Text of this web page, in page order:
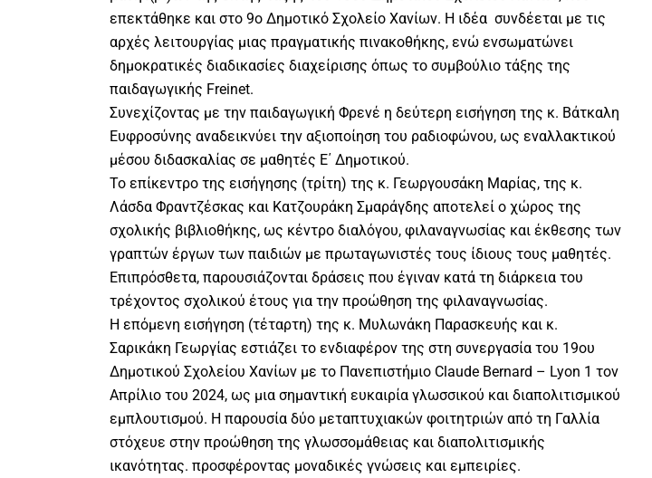
επεκτάθηκε και στο 9ο Δημοτικό Σχολείο Χανίων. Η ιδέα συνδέεται με τις
αρχές λειτουργίας μιας πραγματικής πινακοθήκης, ενώ ενσωματώνει
δημοκρατικές διαδικασίες διαχείρισης όπως το συμβούλιο τάξης της
παιδαγωγικής Freinet.
Συνεχίζοντας με την παιδαγωγική Φρενέ η δεύτερη εισήγηση της κ. Βάτκαλη
Ευφροσύνης αναδεικνύει την αξιοποίηση του ραδιοφώνου, ως εναλλακτικού
μέσου διδασκαλίας σε μαθητές Ε΄ Δημοτικού.
Το επίκεντρο της εισήγησης (τρίτη) της κ. Γεωργουσάκη Μαρίας, της κ.
Λάσδα Φραντζέσκας και Κατζουράκη Σμαράγδης αποτελεί ο χώρος της
σχολικής βιβλιοθήκης, ως κέντρο διαλόγου, φιλαναγνωσίας και έκθεσης των
γραπτών έργων των παιδιών με πρωταγωνιστές τους ίδιους τους μαθητές.
Επιπρόσθετα, παρουσιάζονται δράσεις που έγιναν κατά τη διάρκεια του
τρέχοντος σχολικού έτους για την προώθηση της φιλαναγνωσίας.
Η επόμενη εισήγηση (τέταρτη) της κ. Μυλωνάκη Παρασκευής και κ.
Σαρικάκη Γεωργίας εστιάζει το ενδιαφέρον της στη συνεργασία του 19ου
Δημοτικού Σχολείου Χανίων με το Πανεπιστήμιο Claude Bernard – Lyon 1 τον
Απρίλιο του 2024, ως μια σημαντική ευκαιρία γλωσσικού και διαπολιτισμικού
εμπλουτισμού. Η παρουσία δύο μεταπτυχιακών φοιτητριών από τη Γαλλία
στόχευε στην προώθηση της γλωσσομάθειας και διαπολιτισμικής
ικανότητας. προσφέροντας μοναδικές γνώσεις και εμπειρίες.